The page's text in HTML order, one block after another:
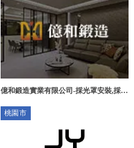
億和鍛造實業有限公司-採光罩安裝,採光
程,
桃園市